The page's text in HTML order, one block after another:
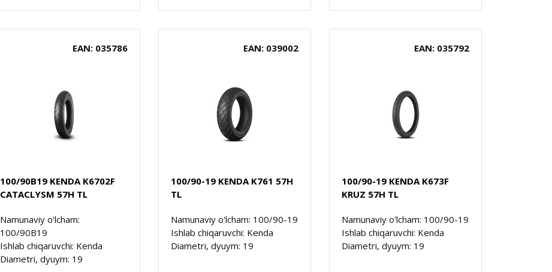
EAN: 035786
100/90B19 KENDA K6702F
CATACLYSM 57H TL
Namunaviy o'lcham:
100/90B19
Ishlab chiqaruvchi: Kenda
Diametri, dyuym: 19
EAN: 039002
100/90-19 KENDA K761 57H
TL
Namunaviy o'lcham: 100/90-19
Ishlab chiqaruvchi: Kenda
Diametri, dyuym: 19
EAN: 035792
100/90-19 KENDA K673F
KRUZ 57H TL
Namunaviy o'lcham: 100/90-19
Ishlab chiqaruvchi: Kenda
Diametri, dyuym: 19